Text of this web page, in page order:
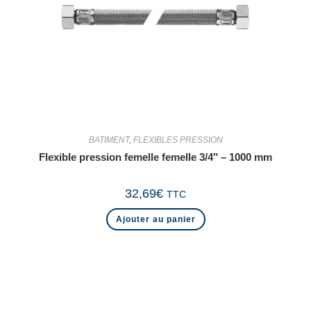
BATIMENT, FLEXIBLES PRESSION
Flexible pression femelle femelle 3/4″ – 1000 mm
32,69€ TTC
Ajouter au panier